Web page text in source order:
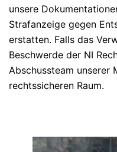
unsere
Strafanzeige gegen
erstatten. Falls das
Beschwerde der NI
Abschussteam unserer
rechtssicheren Raum.